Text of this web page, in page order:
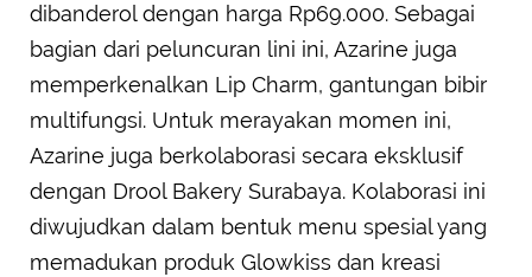
dibanderol dengan harga Rp69.000. Sebagai
bagian dari peluncuran lini ini, Azarine juga
memperkenalkan Lip Charm, gantungan bibir
multifungsi. Untuk merayakan momen ini,
Azarine juga berkolaborasi secara eksklusif
dengan Drool Bakery Surabaya. Kolaborasi ini
diwujudkan dalam bentuk menu spesial yang
memadukan produk Glowkiss dan kreasi